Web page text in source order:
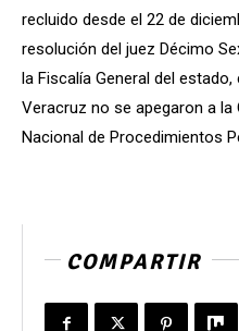
recluido desde el 22 de
resolución del juez Décimo
la Fiscalía General del
Veracruz no se apegaron a
Nacional de Procedimientos
COMPARTIR